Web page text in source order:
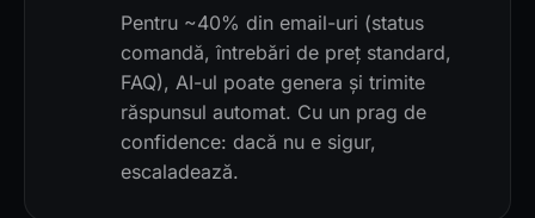
Pentru ~40% din email-uri (status
comandă, întrebări de preț standard,
FAQ), AI-ul poate genera și trimite
răspunsul automat. Cu un prag de
confidence: dacă nu e sigur,
escaladează.